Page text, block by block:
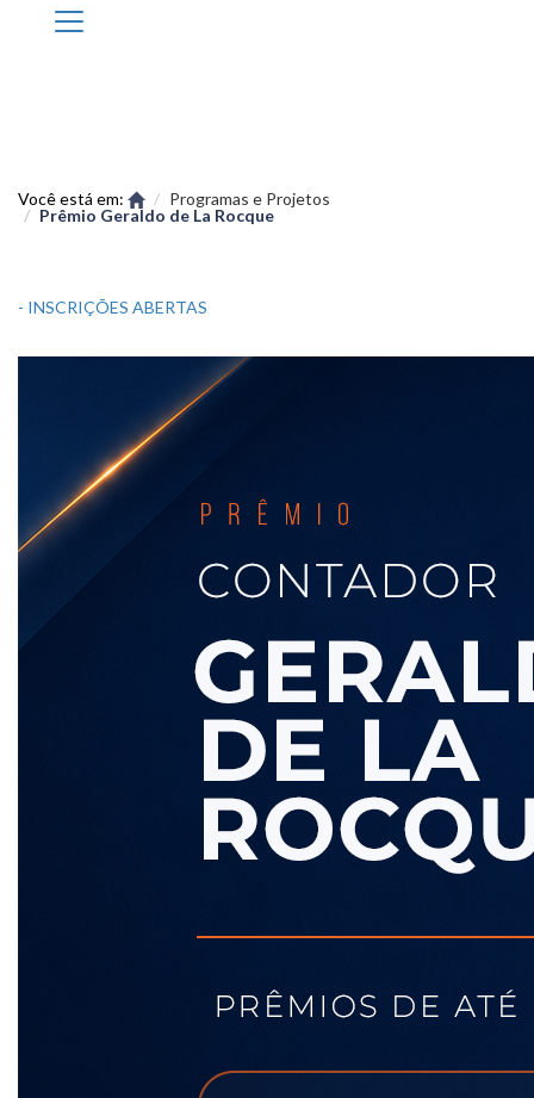
Você está em:
Programas e Projetos
Prêmio Geraldo de La Rocque
- INSCRIÇÕES ABERTAS